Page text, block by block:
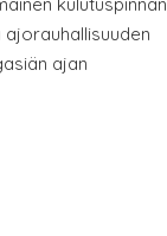
ajan